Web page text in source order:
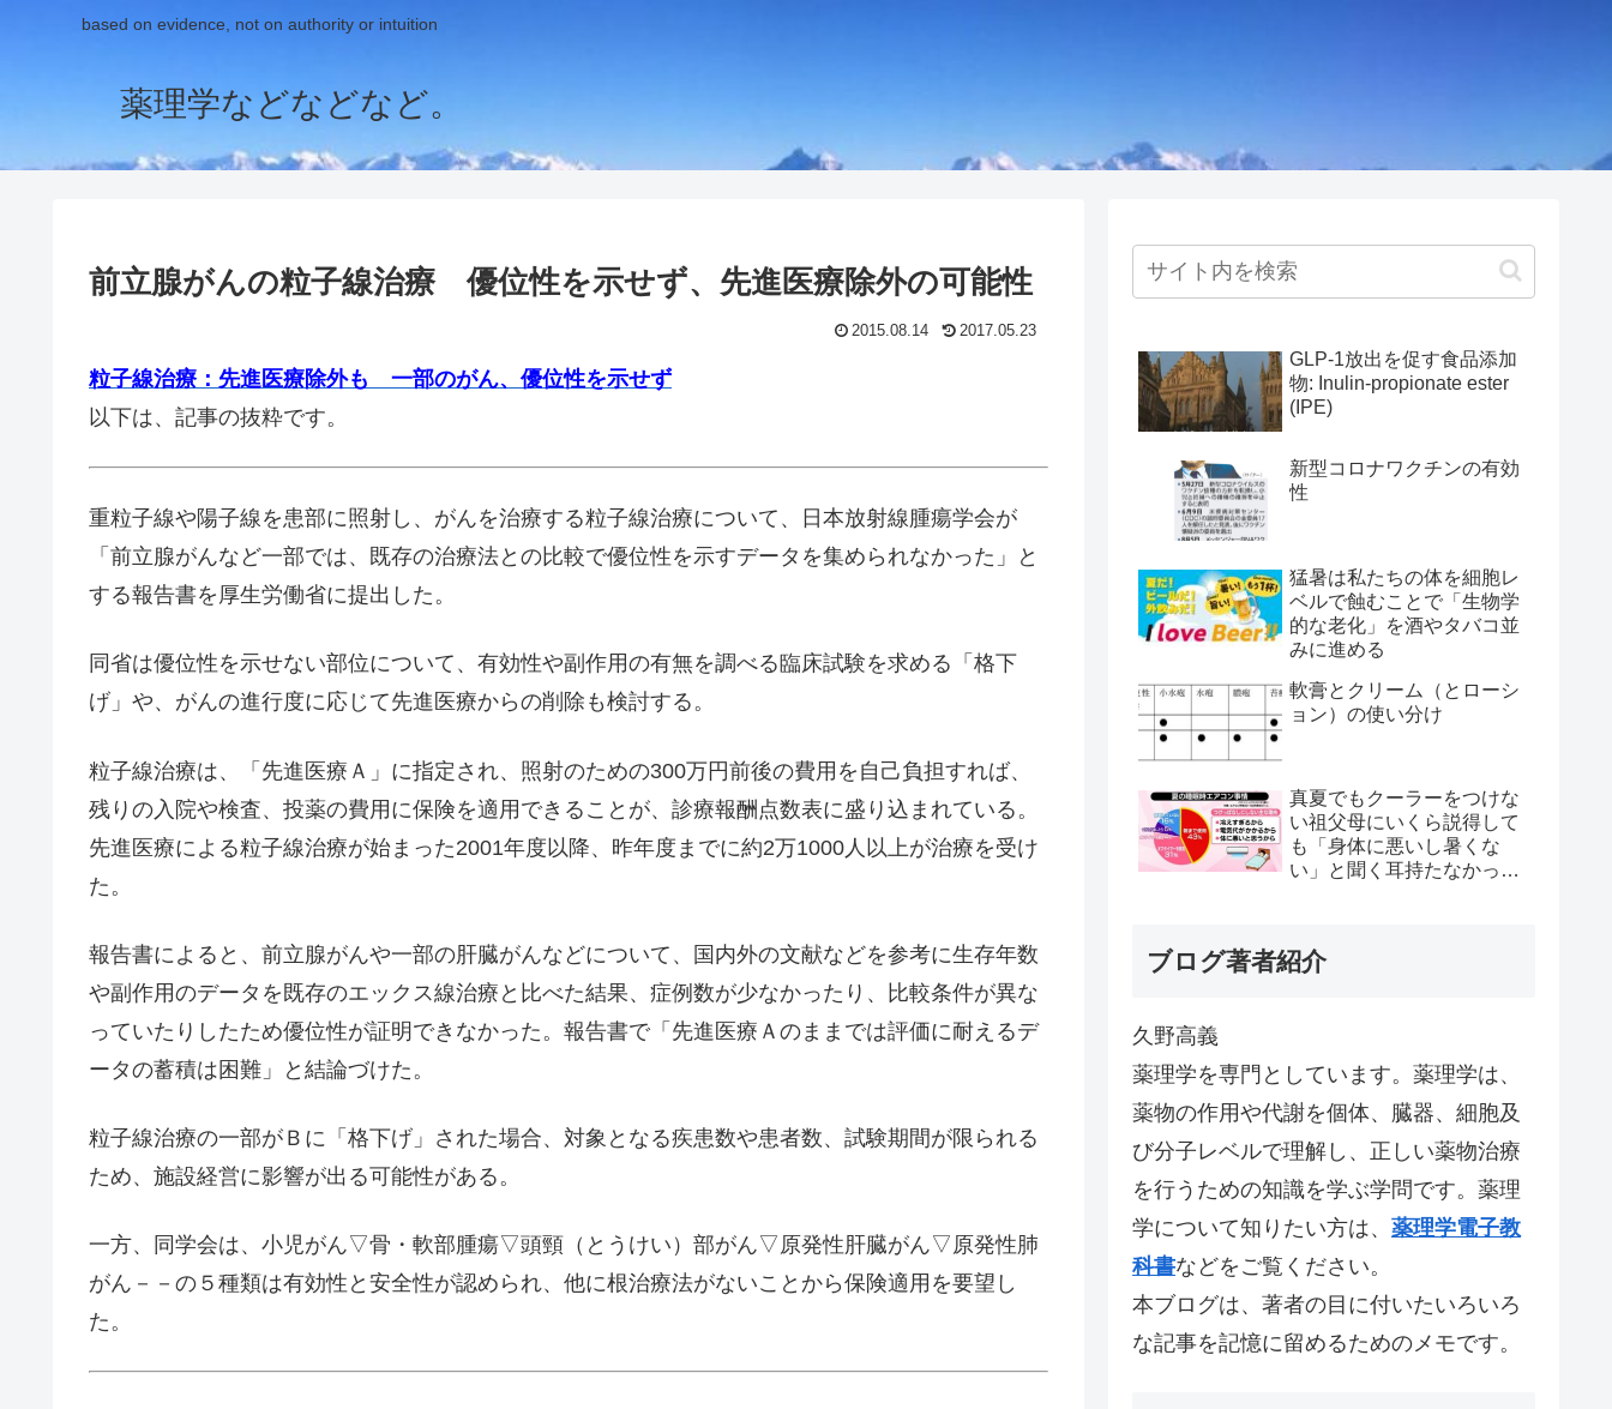
based on evidence, not on authority or intuition
薬理学などなどなど。
前立腺がんの粒子線治療 優位性を示せず、先進医療除外の可能性
2015.08.14 2017.05.23
粒子線治療：先進医療除外も 一部のがん、優位性を示せず
以下は、記事の抜粋です。
重粒子線や陽子線を患部に照射し、がんを治療する粒子線治療について、日本放射線腫瘍学会が
「前立腺がんなど一部では、既存の治療法との比較で優位性を示すデータを集められなかった」と
する報告書を厚生労働省に提出した。
同省は優位性を示せない部位について、有効性や副作用の有無を調べる臨床試験を求める「格下
げ」や、がんの進行度に応じて先進医療からの削除も検討する。
粒子線治療は、「先進医療Ａ」に指定され、照射のための300万円前後の費用を自己負担すれば、
残りの入院や検査、投薬の費用に保険を適用できることが、診療報酬点数表に盛り込まれている。
先進医療による粒子線治療が始まった2001年度以降、昨年度までに約2万1000人以上が治療を受け
た。
報告書によると、前立腺がんや一部の肝臓がんなどについて、国内外の文献などを参考に生存年数
や副作用のデータを既存のエックス線治療と比べた結果、症例数が少なかったり、比較条件が異な
っていたりしたため優位性が証明できなかった。報告書で「先進医療Ａのままでは評価に耐えるデ
ータの蓄積は困難」と結論づけた。
粒子線治療の一部がＢに「格下げ」された場合、対象となる疾患数や患者数、試験期間が限られる
ため、施設経営に影響が出る可能性がある。
一方、同学会は、小児がん▽骨・軟部腫瘍▽頭頸（とうけい）部がん▽原発性肝臓がん▽原発性肺
がん－－の５種類は有効性と安全性が認められ、他に根治療法がないことから保険適用を要望し
た。
GLP-1放出を促す食品添加
物: Inulin-propionate ester
(IPE)
新型コロナワクチンの有効
性
猛暑は私たちの体を細胞レ
ベルで蝕むことで「生物学
的な老化」を酒やタバコ並
みに進める
軟膏とクリーム（とローシ
ョン）の使い分け
真夏でもクーラーをつけな
い祖父母にいくら説得して
も「身体に悪いし暑くな
い」と聞く耳持たなかった
ブログ著者紹介
久野高義
薬理学を専門としています。薬理学は、
薬物の作用や代謝を個体、臓器、細胞及
び分子レベルで理解し、正しい薬物治療
を行うための知識を学ぶ学問です。薬理
学について知りたい方は、 薬理学電子教
科書などをご覧ください。
本ブログは、著者の目に付いたいろいろ
な記事を記憶に留めるためのメモです。